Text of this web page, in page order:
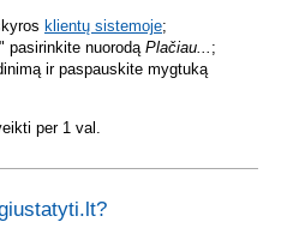
klientų sistemoje;
pasirinkite nuorodą Plačiau... ;
ir paspauskite mygtuką
per 1 val.